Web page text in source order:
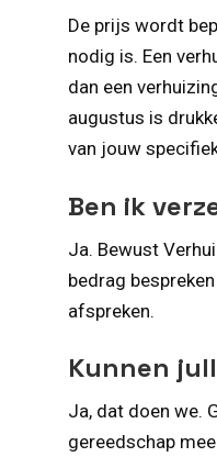
De prijs wordt
nodig is. Een
dan een
augustus is
van jouw
Ben ik
Ja. Bewust
bedrag
afspreken.
Kunnen
Ja, dat doen we.
gereedschap